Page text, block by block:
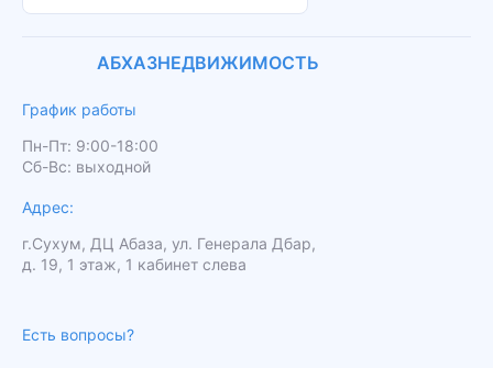
АБХАЗНЕДВИЖИМОСТЬ
График работы
Пн-Пт: 9:00-18:00
Сб-Вс: выходной
Адрес:
г.Сухум, ДЦ Абаза, ул. Генерала Дбар,
д. 19, 1 этаж, 1 кабинет слева
Есть вопросы?